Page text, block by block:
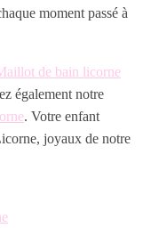
moment passé à
de bain licorne
également notre
. Votre enfant
joyaux de notre